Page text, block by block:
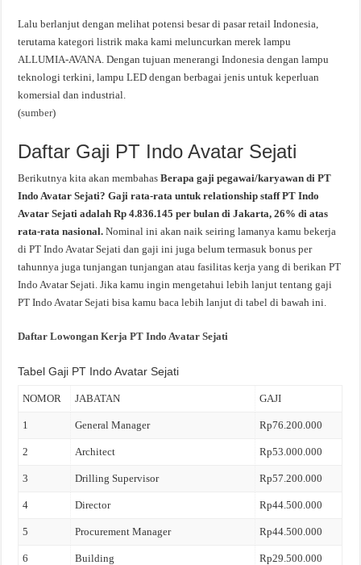
Lalu berlanjut dengan melihat potensi besar di pasar retail Indonesia,
terutama kategori listrik maka kami meluncurkan merek lampu
ALLUMIA-AVANA. Dengan tujuan menerangi Indonesia dengan lampu
teknologi terkini, lampu LED dengan berbagai jenis untuk keperluan
komersial dan industrial.
(sumber)
Daftar Gaji PT Indo Avatar Sejati
Berikutnya kita akan membahasBerapa gaji pegawai/karyawan di PT
Indo Avatar Sejati? Gaji rata-rata untuk relationship staff PT Indo
Avatar Sejati adalah Rp 4.836.145 per bulan di Jakarta, 26% di atas
rata-rata nasional.Nominal ini akan naik seiring lamanya kamu bekerja
di PT Indo Avatar Sejati dan gaji ini juga belum termasuk bonus per
tahunnya juga tunjangan tunjangan atau fasilitas kerja yang di berikan PT
Indo Avatar Sejati. Jika kamu ingin mengetahui lebih lanjut tentang gaji
PT Indo Avatar Sejati bisa kamu baca lebih lanjut di tabel di bawah ini.
Daftar Lowongan Kerja PT Indo Avatar Sejati
Tabel Gaji PT Indo Avatar Sejati
NOMOR JABATAN GAJI
1 General Manager Rp76.200.000
2 Architect Rp53.000.000
3 Drilling Supervisor Rp57.200.000
4 Director Rp44.500.000
5 Procurement Manager Rp44.500.000
6 Building Rp29.500.000